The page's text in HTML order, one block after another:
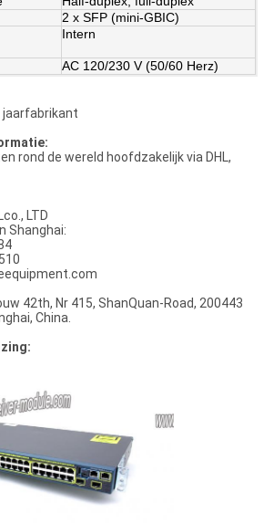
2 x SFP (mini-GBIC)
Intern
AC 120/230 V (50/60 Herz)
jaarfabrikant
rond de wereld hoofdzakelijk via DHL,
LTD
Shanghai:
42th, Nr 415, ShanQuan-Road, 200443
China.